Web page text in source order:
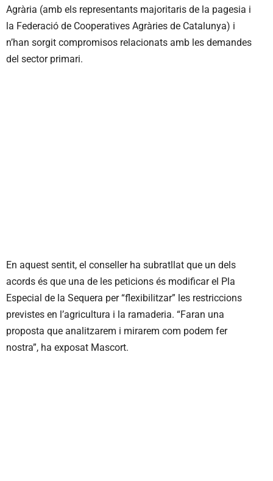
Agrària (amb els representants majoritaris de la pagesia i
la Federació de Cooperatives Agràries de Catalunya) i
n’han sorgit compromisos relacionats amb les demandes
del sector primari.
En aquest sentit, el conseller ha subratllat que un dels
acords és que una de les peticions és modificar el Pla
Especial de la Sequera per “flexibilitzar” les restriccions
previstes en l’agricultura i la ramaderia. “Faran una
proposta que analitzarem i mirarem com podem fer
nostra”, ha exposat Mascort.